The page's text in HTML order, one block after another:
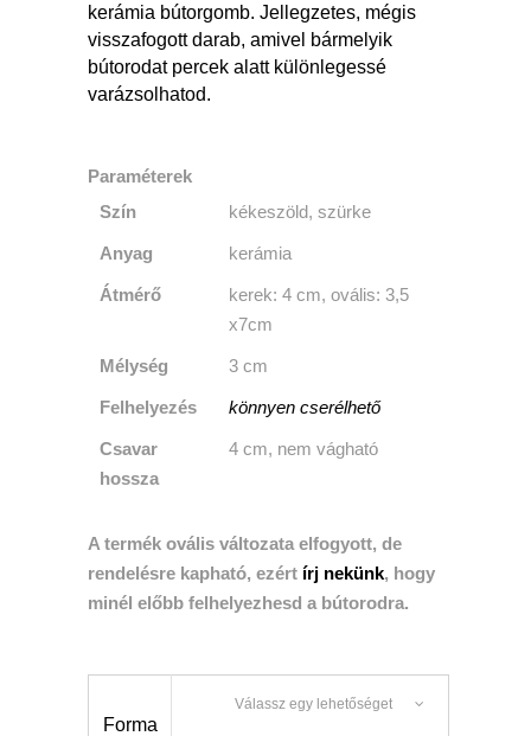
kerámia bútorgomb. Jellegzetes, mégis
visszafogott darab, amivel bármelyik
bútorodat percek alatt különlegessé
varázsolhatod.
Paraméterek
Szín
kékeszöld, szürke
Anyag kerámia
Átmérő
kerek: 4 cm, ovális: 3,5
x7cm
Mélység 3 cm
Felhelyezés könnyen cserélhető
Csavar
hossza
4 cm, nem vágható
A termék ovális változata elfogyott, de
rendelésre kapható, ezért írj nekünk, hogy
minél előbb felhelyezhesd a bútorodra.
Forma
Válassz egy lehetőséget